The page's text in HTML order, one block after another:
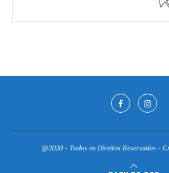
@2020 - Todos os Direitos Reservados -